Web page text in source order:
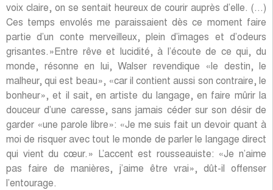
voix claire, on se sentait heureux de courir auprès d’elle. (…)
Ces temps envolés me paraissaient dès ce moment faire
partie d’un conte merveilleux, plein d’images et d’odeurs
grisantes.»Entre rêve et lucidité, à l’écoute de ce qui, du
monde, résonne en lui, Walser revendique «le destin, le
malheur, qui est beau», «car il contient aussi son contraire, le
bonheur», et il sait, en artiste du langage, en faire mûrir la
douceur d’une caresse, sans jamais céder sur son désir de
garder «une parole libre»: «Je me suis fait un devoir quant à
moi de risquer avec tout le monde de parler le langage direct
qui vient du cœur.» L’accent est rousseauiste: «Je n’aime
pas faire de manières, j’aime être vrai», dût-il offenser
l’entourage.